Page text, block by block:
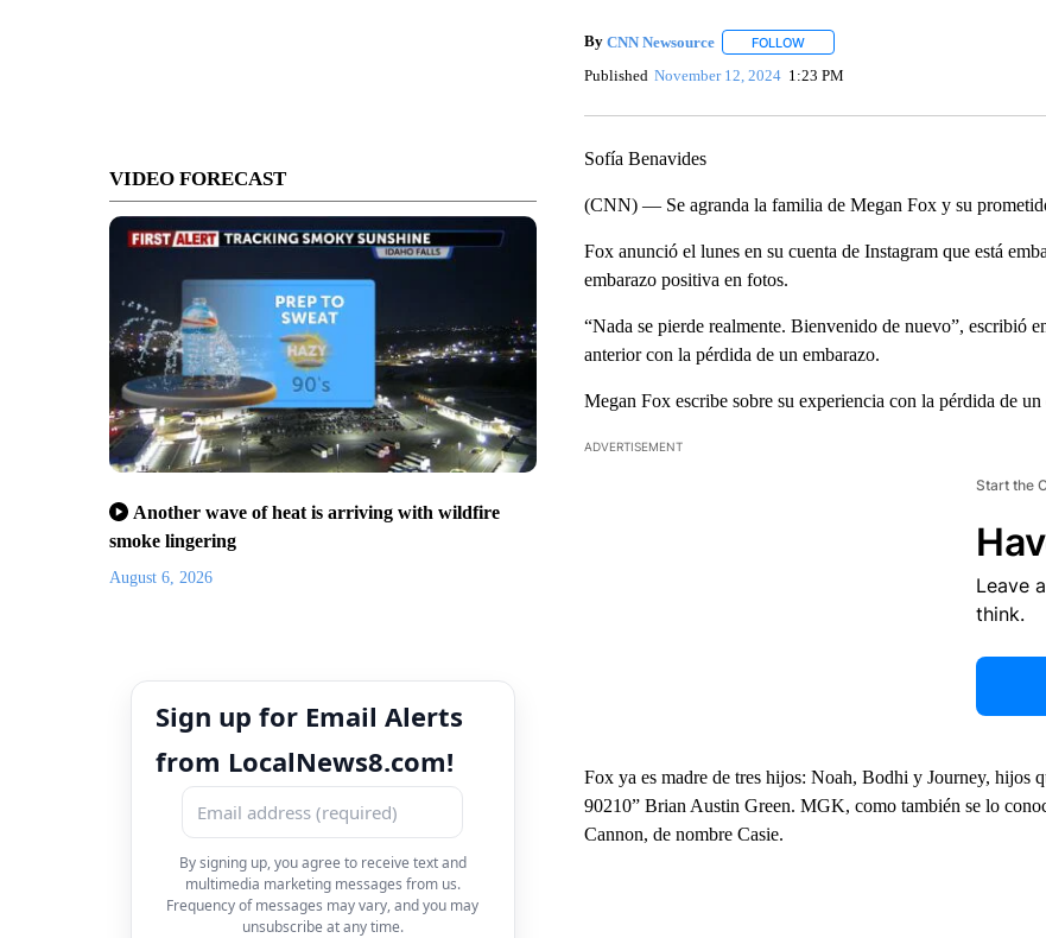
VIDEO FORECAST
Another wave of heat is arriving with wildfire
smoke lingering
August 6, 2026
Sign up for Email Alerts
from LocalNews8.com!
By signing up, you agree to receive text and
multimedia marketing messages from us.
Frequency of messages may vary, and you may
unsubscribe at any time.
By CNN Newsource FOLLOWFOLLOW "" TO RECEIVE
Published November 12, 2024 1:23 PM
Sofía Benavides
(CNN) — Se agranda la familia de Megan Fox y su
Fox anunció el lunes en su cuenta de Instagram que está
embarazo positiva en fotos.
“Nada se pierde realmente. Bienvenido de nuevo”, escribió
anterior con la pérdida de un embarazo.
Megan Fox escribe sobre su experiencia con la pérdida de
ADVERTISEMENT
Start the
Leave
think.
Fox ya es madre de tres hijos: Noah, Bodhi y Journey, hijos
90210” Brian Austin Green. MGK, como también se lo
Cannon, de nombre Casie.